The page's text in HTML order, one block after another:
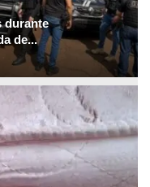
durante
de...